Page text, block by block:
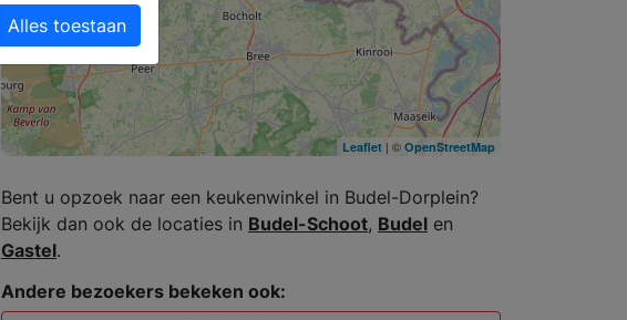
Leaflet| © OpenStreetMap
Bent u opzoek naar een keukenwinkel in Budel-Dorplein?
Bekijk dan ook de locaties in Budel-Schoot, Budelen
Gastel.
Andere bezoekers bekeken ook:
Alles toestaan